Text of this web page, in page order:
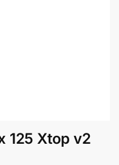
125 Xtop v2